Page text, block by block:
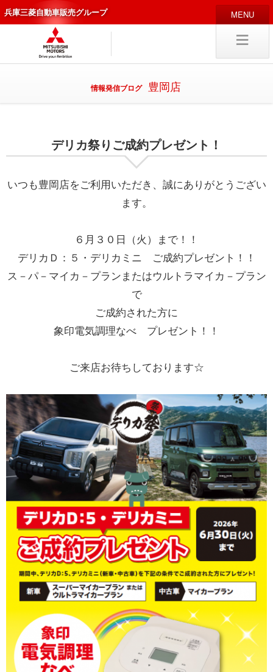
兵庫三菱自動車販売グループ
HOME 販売店
新車 中古・カスタム車
採用情報 キャリア採用
試乗予約 入庫予約
お問い合わせ
情報発信ブログ 豊岡店
デリカ祭りご成約プレゼント！
いつも豊岡店をご利用いただき、誠にありがとうござい
ます。
６月３０日（火）まで！！
デリカＤ：５・デリカミニ ご成約プレゼント！！
ス－パ－マイカ－プランまたはウルトラマイカ－プラン
で
ご成約された方に
象印電気調理なべ プレゼント！！
ご来店お待ちしております☆